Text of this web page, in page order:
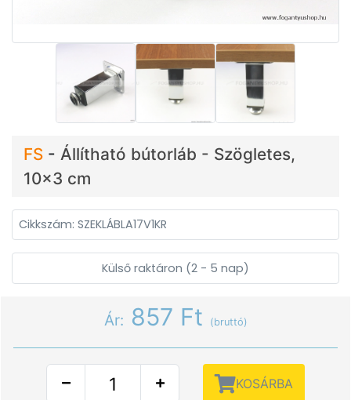
FS - Állítható bútorláb - Szögletes,
10x3 cm
Cikkszám: SZEKLÁBLA17V1KR
Külső raktáron (2 - 5 nap)
Ár: 857 Ft (bruttó)
KOSÁRBA